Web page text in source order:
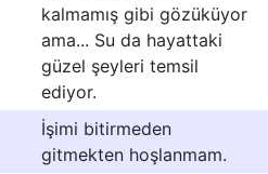
kalmamış gibi gözüküyor
ama... Su da hayattaki
güzel şeyleri temsil
ediyor.
İşimi bitirmeden
gitmekten hoşlanmam.